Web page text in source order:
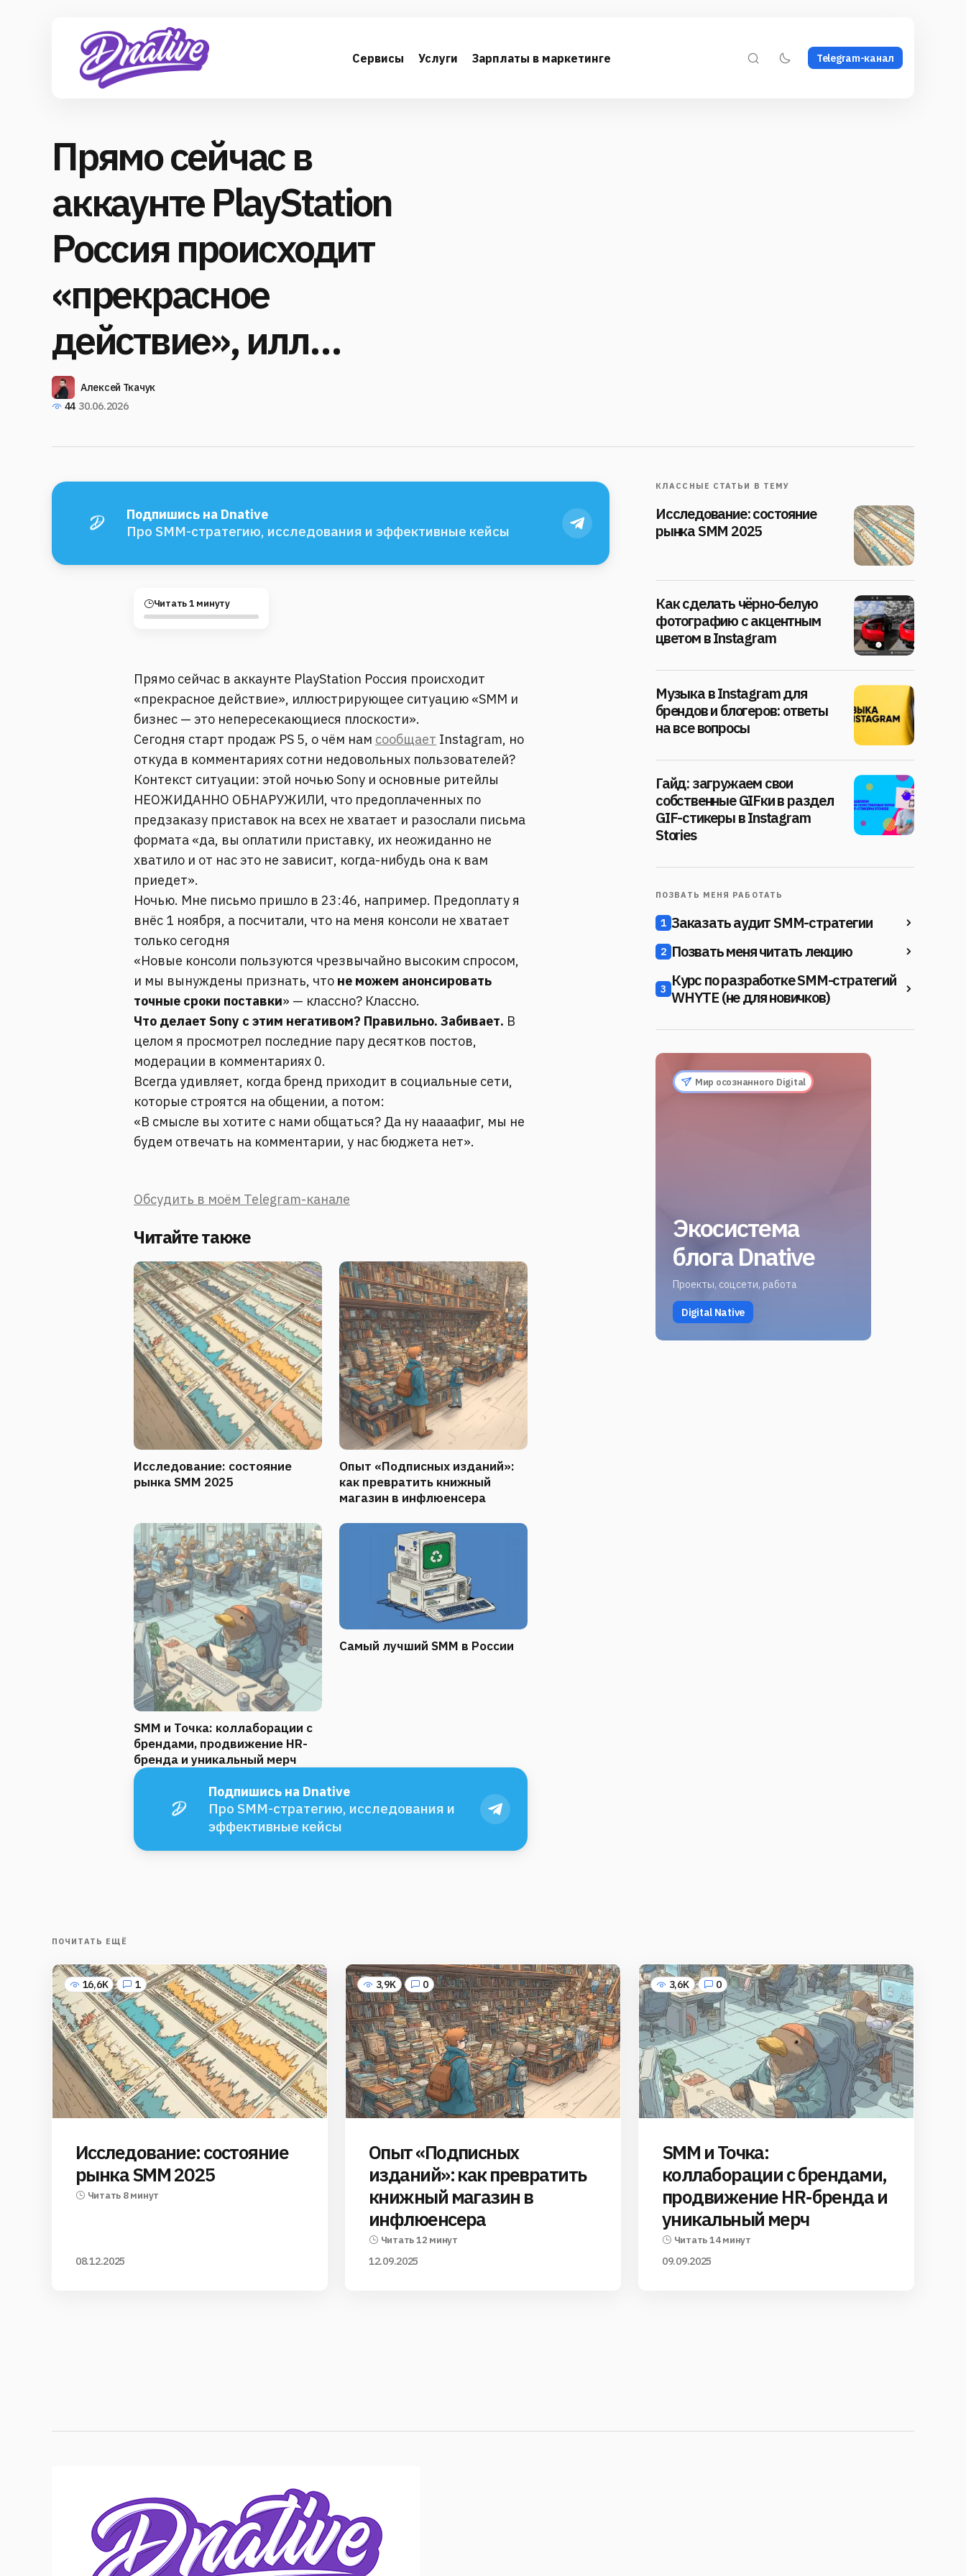
Сервисы Услуги Зарплаты в маркетинге Telegram-канал
Прямо сейчас в
аккаунте PlayStation
Россия происходит
«прекрасное
действие», илл…
Алексей Ткачук
44 30.06.2026
Подпишись на Dnative
Про SMM-стратегию, исследования и эффективные кейсы
Читать 1 минуту
Прямо сейчас в аккаунте PlayStation Россия происходит
«прекрасное действие», иллюстрирующее ситуацию «SMM и
бизнес — это непересекающиеся плоскости».
Сегодня старт продаж PS 5, о чём нам сообщает Instagram, но
откуда в комментариях сотни недовольных пользователей?
Контекст ситуации: этой ночью Sony и основные ритейлы
НЕОЖИДАННО ОБНАРУЖИЛИ, что предоплаченных по
предзаказу приставок на всех не хватает и разослали письма
формата «да, вы оплатили приставку, их неожиданно не
хватило и от нас это не зависит, когда-нибудь она к вам
приедет».
Ночью. Мне письмо пришло в 23:46, например. Предоплату я
внёс 1 ноября, а посчитали, что на меня консоли не хватает
только сегодня
«Новые консоли пользуются чрезвычайно высоким спросом,
и мы вынуждены признать, что не можем анонсировать
точные сроки поставки» — классно? Классно.
Что делает Sony с этим негативом? Правильно. Забивает. В
целом я просмотрел последние пару десятков постов,
модерации в комментариях 0.
Всегда удивляет, когда бренд приходит в социальные сети,
которые строятся на общении, а потом:
«В смысле вы хотите с нами общаться? Да ну наааафиг, мы не
будем отвечать на комментарии, у нас бюджета нет».
Обсудить в моём Telegram-канале
Читайте также
Исследование: состояние
рынка SMM 2025
Опыт «Подписных изданий»:
как превратить книжный
магазин в инфлюенсера
SMM и Точка: коллаборации с
брендами, продвижение HR-
бренда и уникальный мерч
Самый лучший SMM в России
Подпишись на Dnative
Про SMM-стратегию, исследования и
эффективные кейсы
КЛАССНЫЕ СТАТЬИ В ТЕМУ
Исследование: состояние
рынка SMM 2025
Как сделать чёрно-белую
фотографию с акцентным
цветом в Instagram
Музыка в Instagram для
брендов и блогеров: ответы
на все вопросы
Гайд: загружаем свои
собственные GIFки в раздел
GIF-стикеры в Instagram
Stories
ПОЗВАТЬ МЕНЯ РАБОТАТЬ
1 Заказать аудит SMM-стратегии
2 Позвать меня читать лекцию
3 Курс по разработке SMM-стратегий
WHYTE (не для новичков)
Мир осознанного Digital
Экосистема
блога Dnative
Проекты, соцсети, работа
Digital Native
ПОЧИТАТЬ ЕЩЁ
16,6K 1
Исследование: состояние
рынка SMM 2025
Читать 8 минут
08.12.2025
3,9K 0
Опыт «Подписных
изданий»: как превратить
книжный магазин в
инфлюенсера
Читать 12 минут
12.09.2025
3,6K 0
SMM и Точка:
коллаборации с брендами,
продвижение HR-бренда и
уникальный мерч
Читать 14 минут
09.09.2025